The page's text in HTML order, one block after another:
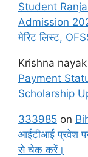
Student
Admission
मेरिट लिस्ट,
Krishna nayak
Payment
Scholarship
333985 on
आईटीआई प्रवेश
से चेक करें।